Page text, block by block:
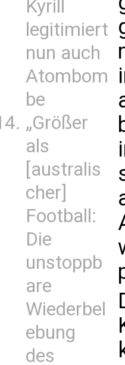
Kyrill
legitimiert
nun auch
Atombom
be
„Größer
als
[australis
cher]
Football:
Die
unstoppb
are
Wiederbel
ebung
des